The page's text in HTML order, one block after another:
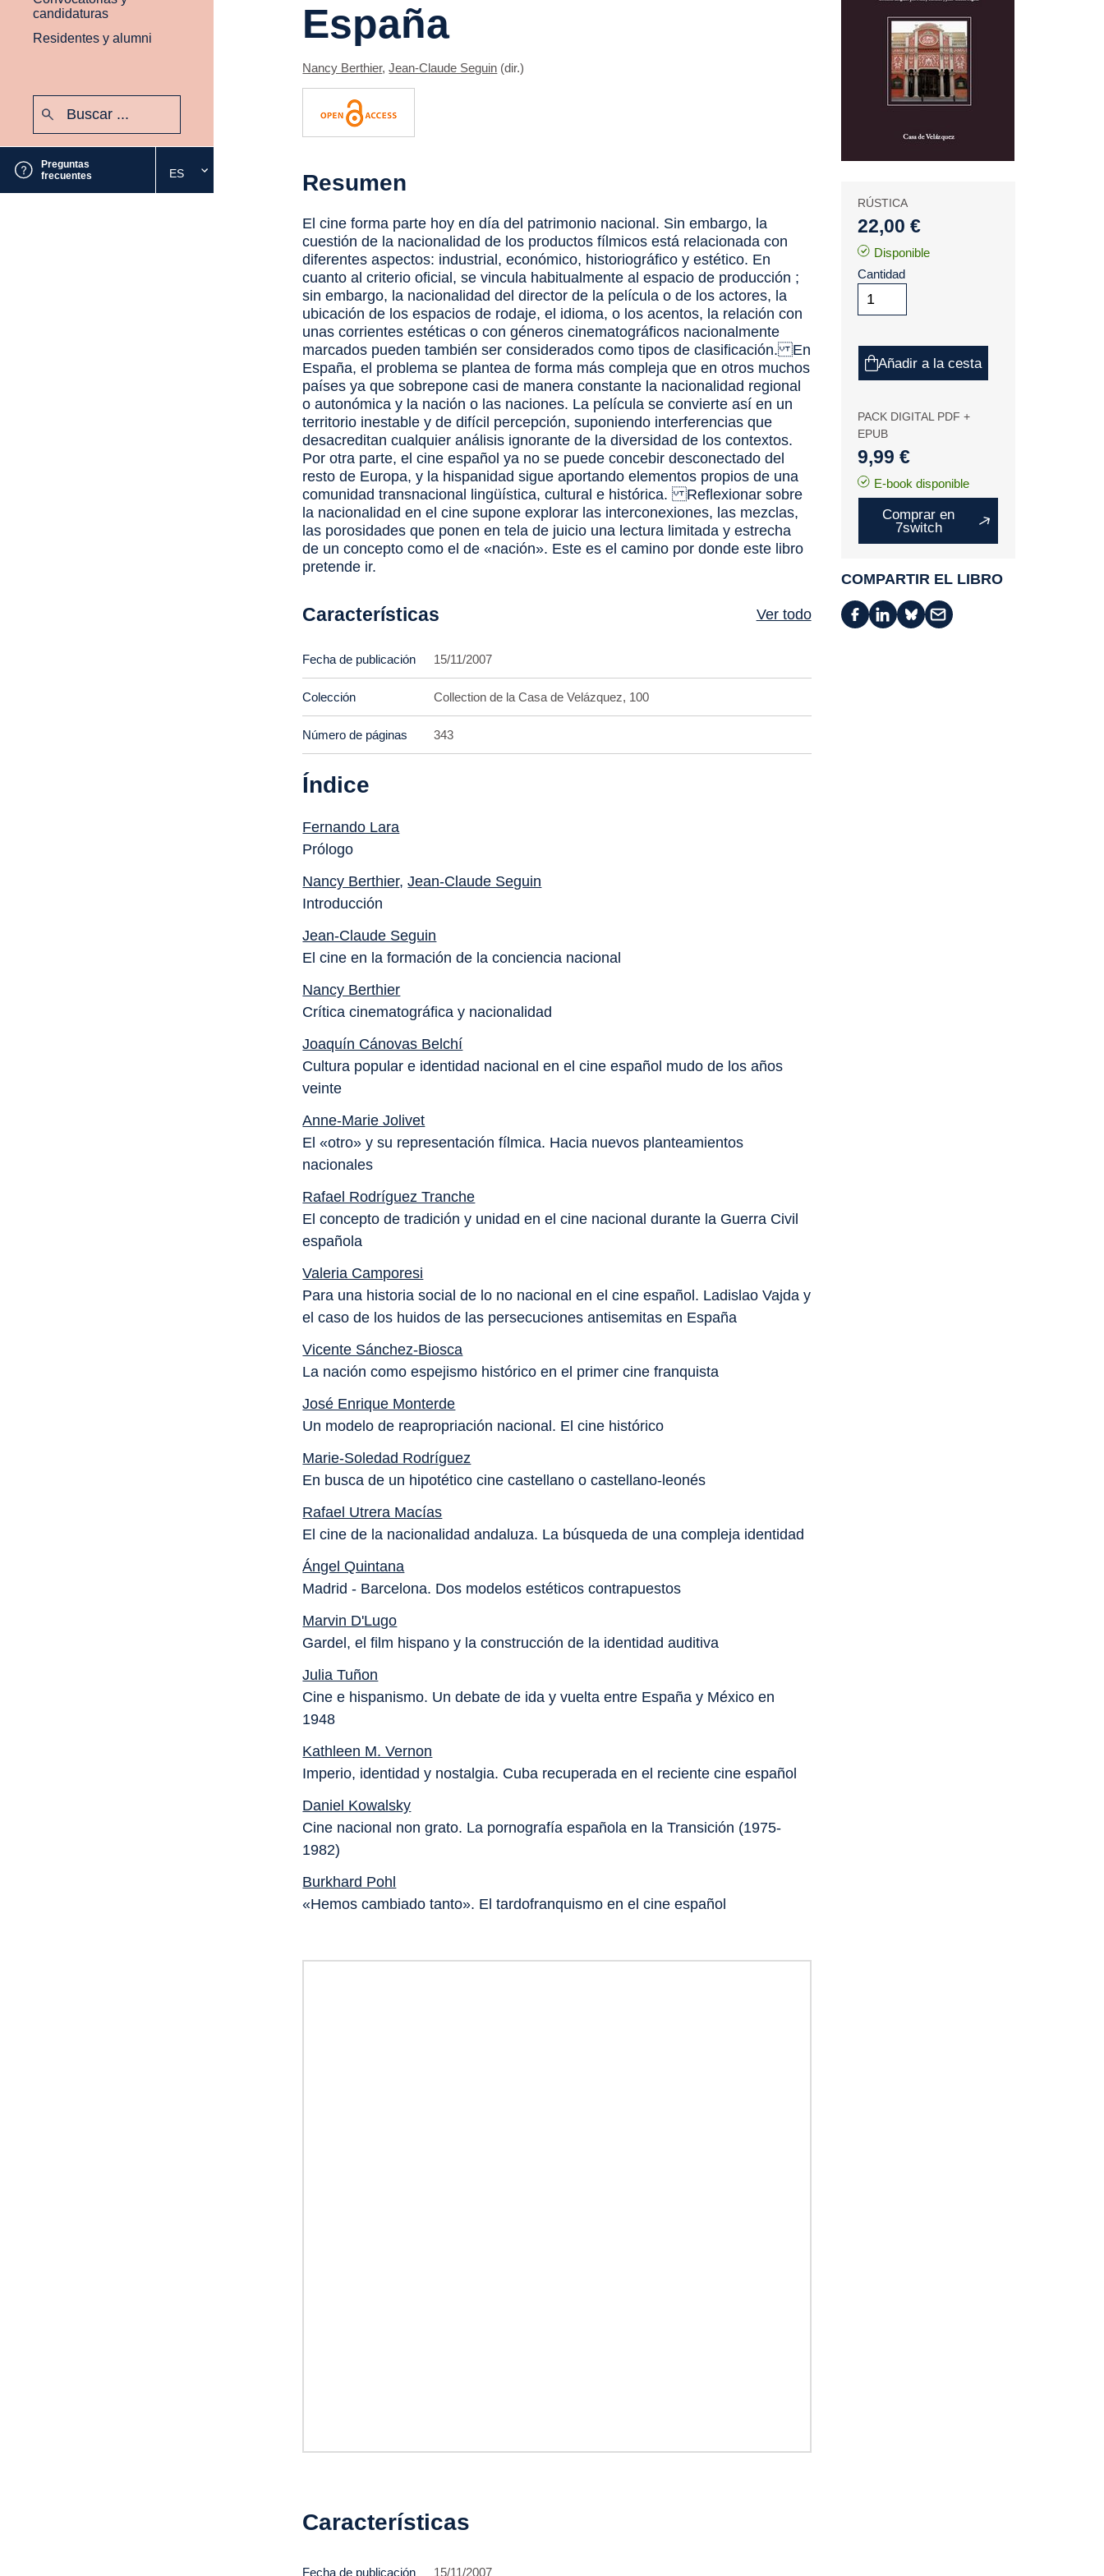
candidaturas
Residentes y alumni
Preguntas
frecuentes
Seleccione
el
ES
España
Nancy Berthier,Jean-Claude Seguin (dir.)
Resumen
El cine forma parte hoy en día del patrimonio nacional. Sin embargo, la
cuestión de la nacionalidad de los productos fílmicos está relacionada con
diferentes aspectos: industrial, económico, historiográfico y estético. En
cuanto al criterio oficial, se vincula habitualmente al espacio de producción ;
sin embargo, la nacionalidad del director de la película o de los actores, la
ubicación de los espacios de rodaje, el idioma, o los acentos, la relación con
unas corrientes estéticas o con géneros cinematográficos nacionalmente
marcados pueden también ser considerados como tipos de clasificación. En
España, el problema se plantea de forma más compleja que en otros muchos
países ya que sobrepone casi de manera constante la nacionalidad regional
o autonómica y la nación o las naciones. La película se convierte así en un
territorio inestable y de difícil percepción, suponiendo interferencias que
desacreditan cualquier análisis ignorante de la diversidad de los contextos.
Por otra parte, el cine español ya no se puede concebir desconectado del
resto de Europa, y la hispanidad sigue aportando elementos propios de una
comunidad transnacional lingüística, cultural e histórica. Reflexionar sobre
la nacionalidad en el cine supone explorar las interconexiones, las mezclas,
las porosidades que ponen en tela de juicio una lectura limitada y estrecha
de un concepto como el de «nación». Este es el camino por donde este libro
pretende ir.
Características Ver todo
Fecha de publicación 15/11/2007
Colección Collection de la Casa de Velázquez, 100
Número de páginas 343
Índice
Fernando Lara
Prólogo
Nancy Berthier,Jean-Claude Seguin
Introducción
Jean-Claude Seguin
El cine en la formación de la conciencia nacional
Nancy Berthier
Crítica cinematográfica y nacionalidad
Joaquín Cánovas Belchí
Cultura popular e identidad nacional en el cine español mudo de los años
veinte
Anne-Marie Jolivet
El «otro» y su representación fílmica. Hacia nuevos planteamientos
nacionales
Rafael Rodríguez Tranche
El concepto de tradición y unidad en el cine nacional durante la Guerra Civil
española
Valeria Camporesi
Para una historia social de lo no nacional en el cine español. Ladislao Vajda y
el caso de los huidos de las persecuciones antisemitas en España
Vicente Sánchez-Biosca
La nación como espejismo histórico en el primer cine franquista
José Enrique Monterde
Un modelo de reapropriación nacional. El cine histórico
Marie-Soledad Rodríguez
En busca de un hipotético cine castellano o castellano-leonés
Rafael Utrera Macías
El cine de la nacionalidad andaluza. La búsqueda de una compleja identidad
Ángel Quintana
Madrid - Barcelona. Dos modelos estéticos contrapuestos
Marvin D'Lugo
Gardel, el film hispano y la construcción de la identidad auditiva
Julia Tuñon
Cine e hispanismo. Un debate de ida y vuelta entre España y México en
1948
Kathleen M. Vernon
Imperio, identidad y nostalgia. Cuba recuperada en el reciente cine español
Daniel Kowalsky
Cine nacional non grato. La pornografía española en la Transición (1975-
1982)
Burkhard Pohl
«Hemos cambiado tanto». El tardofranquismo en el cine español
Características
Fecha de publicación 15/11/2007
RÚSTICA
22,00 €
Disponible
Cantidad
Añadir a la cesta
PACK DIGITAL PDF +
EPUB
9,99 €
E-book disponible
Comprar en
7switch
COMPARTIR EL LIBRO